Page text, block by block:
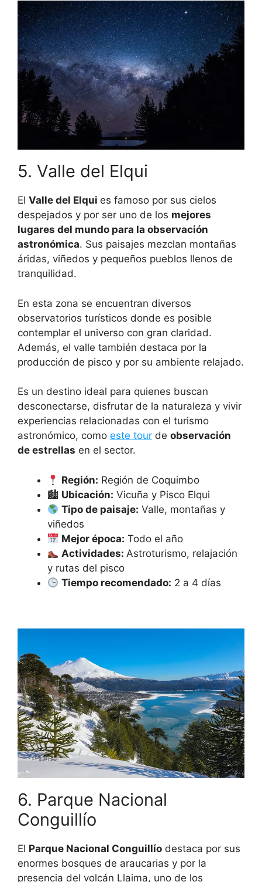
5. Valle del Elqui
El Valle del Elqui es famoso por sus cielos
despejados y por ser uno de los mejores
lugares del mundo para la observación
astronómica. Sus paisajes mezclan montañas
áridas, viñedos y pequeños pueblos llenos de
tranquilidad.
En esta zona se encuentran diversos
observatorios turísticos donde es posible
contemplar el universo con gran claridad.
Además, el valle también destaca por la
producción de pisco y por su ambiente relajado.
Es un destino ideal para quienes buscan
desconectarse, disfrutar de la naturaleza y vivir
experiencias relacionadas con el turismo
astronómico, como este tour de observación
de estrellas en el sector.
Región: Región de Coquimbo
🏙 Ubicación: Vicuña y Pisco Elqui
Tipo de paisaje: Valle, montañas y
viñedos
Mejor época: Todo el año
Actividades: Astroturismo, relajación
y rutas del pisco
Tiempo recomendado: 2 a 4 días
6. Parque Nacional
Conguillío
El Parque Nacional Conguillío destaca por sus
enormes bosques de araucarias y por la
presencia del volcán Llaima, uno de los
¡Comenzó a Nevar!
Descubre todo lo que puedes hacer en
invierno en Chile